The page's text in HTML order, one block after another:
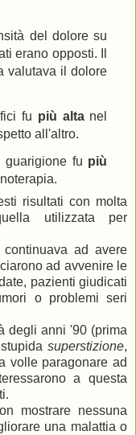
del dolore su
erano opposti. Il
valutava il dolore
fu più altanel
all'altro.
fu più
risultati con molta
utilizzata per
ad avere
ad avvenire le
pazienti giudicati
o problemi seri
degli anni '90 (prima
superstizione,
volle paragonare ad
a questa
mostrare nessuna
una malattia o